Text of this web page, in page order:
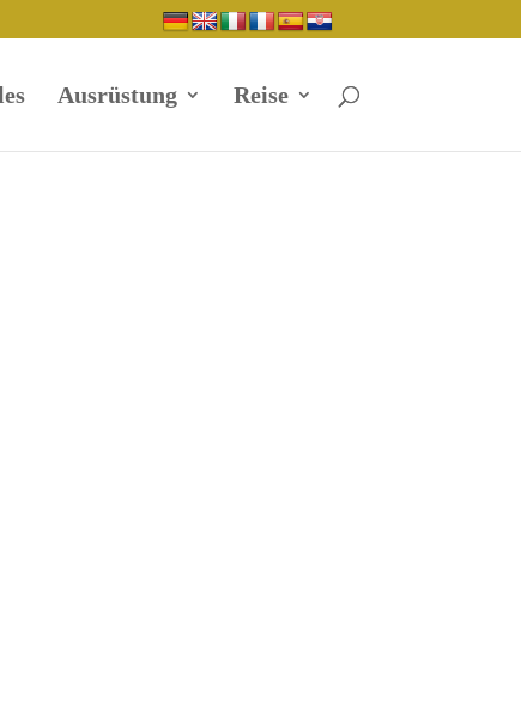
Ausrüstung Reise